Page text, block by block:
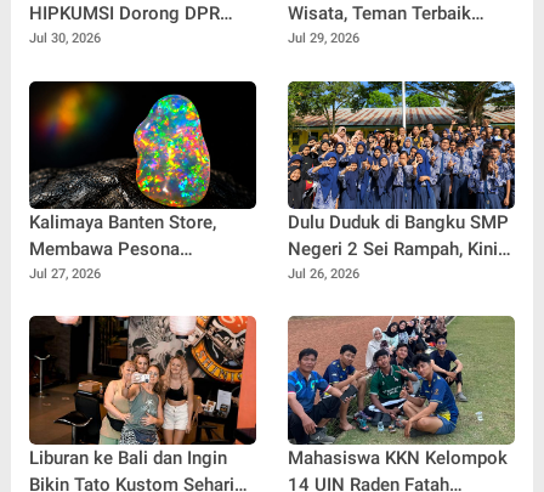
HIPKUMSI Dorong DPR
Segera Bertindak
Jul 30, 2026
Wisata, Teman Terbaik
untuk Perjalanan Jauh
Jul 29, 2026
Kalimaya Banten Store,
Membawa Pesona
Kalimaya Banten
dan Internasional
Jul 27, 2026
Dulu Duduk di Bangku SMP
Negeri 2 Sei Rampah, Kini
Penulis Mulai Aja Dulu
sebagai Pemateri untuk
Menginspirasi Generasi
Muda
Jul 26, 2026
Liburan ke Bali dan Ingin
Bikin Tato Kustom Sehari
Mahasiswa KKN Kelompok
14 UIN Raden Fatah